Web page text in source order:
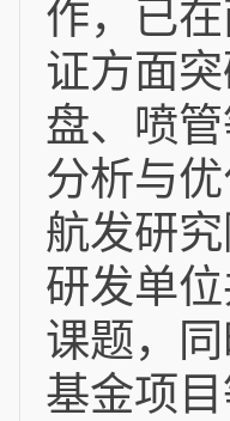
作，已
证方面
盘、喷
分析与
航发研
研发单
课题，
基金项